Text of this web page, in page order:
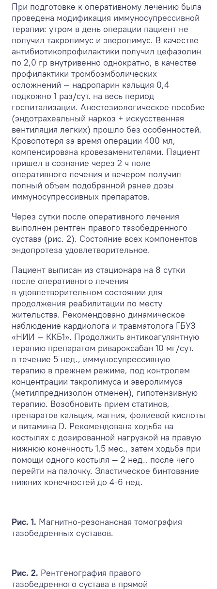
При подготовке к оперативному лечению была
проведена модификация иммуносупрессивной
терапии: утром в день операции пациент не
получил такролимус и эверолимус. В качестве
антибиотикопрофилактики получил цефазолин
по 2,0 гр внутривенно однократно, в качестве
профилактики тромбоэмболических
осложнений — надропарин кальция 0,4
подкожно 1 раз/сут. на весь период
госпитализации. Анестезиологическое пособие
(эндотрахеальный наркоз + искусственная
вентиляция легких) прошло без особенностей.
Кровопотеря за время операции 400 мл,
компенсирована кровезаменителями. Пациент
пришел в сознание через 2 ч поле
оперативного лечения и вечером получил
полный объем подобранной ранее дозы
иммуносупрессивных препаратов.
Через сутки после оперативного лечения
выполнен рентген правого тазобедренного
сустава (рис. 2). Состояние всех компонентов
эндопротеза удовлетворительное.
Пациент выписан из стационара на 8 сутки
после оперативного лечения
в удовлетворительном состоянии для
продолжения реабилитации по месту
жительства. Рекомендовано динамическое
наблюдение кардиолога и травматолога ГБУЗ
«НИИ — ККБ1». Продолжить антикоагулянтную
терапию препаратом ривароксабан 10 мг/сут.
в течение 5 нед., иммуносупрессивную
терапию в прежнем режиме, под контролем
концентрации такролимуса и эверолимуса
(метилпреднизолон отменен), гипотензивную
терапию. Возобновить прием статинов,
препаратов кальция, магния, фолиевой кислоты
и витамина D. Рекомендована ходьба на
костылях с дозированной нагрузкой на правую
нижнюю конечность 1,5 мес., затем ходьба при
помощи одного костыля — 2 нед., после чего
перейти на палочку. Эластическое бинтование
нижних конечностей до 4-6 нед.
Рис. 1. Магнитно-резонансная томография
тазобедренных суставов.
Рис. 2. Рентгенография правого
тазобедренного сустава в прямой